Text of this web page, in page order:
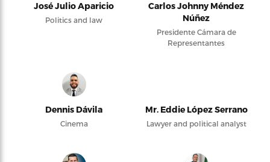
José Julio Aparicio
Politics and law
Carlos Johnny Méndez
Núñez
Presidente Cámara de
Representantes
Dennis Dávila
Cinema
Mr. Eddie López Serrano
Lawyer and political analyst